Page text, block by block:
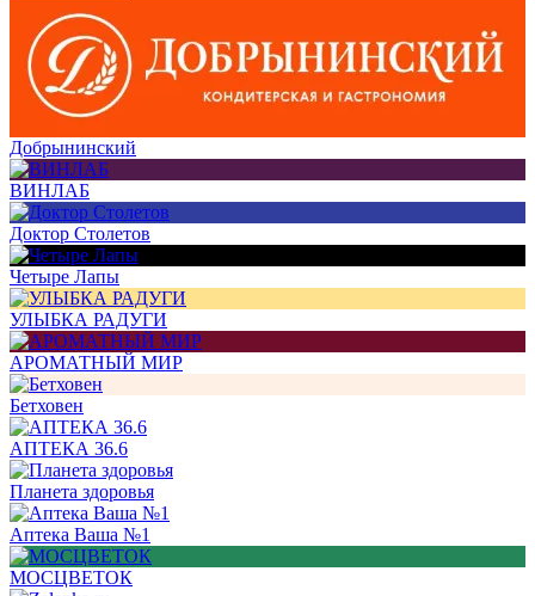
Добрынинский
ВИНЛАБ
Доктор Столетов
Четыре Лапы
УЛЫБКА РАДУГИ
АРОМАТНЫЙ МИР
Бетховен
АПТЕКА 36.6
Планета здоровья
Аптека Ваша №1
МОСЦВЕТОК